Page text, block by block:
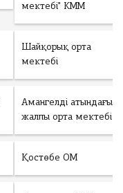
мектебі" КММ
Шайқорық орта
мектебі
Амангелді атындағы
жалпы орта мектебі
Қостөбе ОМ